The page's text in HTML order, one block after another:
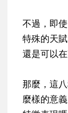
不過，即
特殊的天
還是可以
那麼，這
麼樣的意